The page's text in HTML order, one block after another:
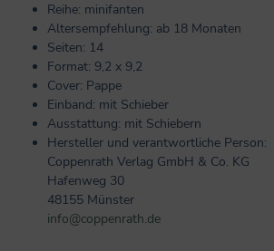
Reihe: minifanten
Altersempfehlung: ab 18 Monaten
Seiten: 14
Format: 9,2 x 9,2
Cover: Pappe
Einband: mit Schieber
Ausstattung: mit Schiebern
Hersteller und verantwortliche Person:
Coppenrath Verlag GmbH & Co. KG
Hafenweg 30
48155 Münster
info@coppenrath.de